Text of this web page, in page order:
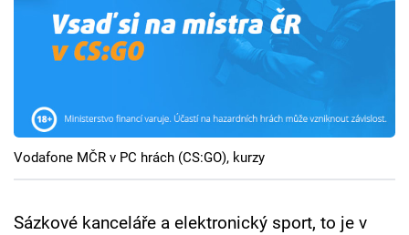
Hry
Pořady
TV Program
Sledujte prima+
Vodafone MČR v PC hrách (CS:GO), kurzy
Sázkové kanceláře a elektronický sport, to je v